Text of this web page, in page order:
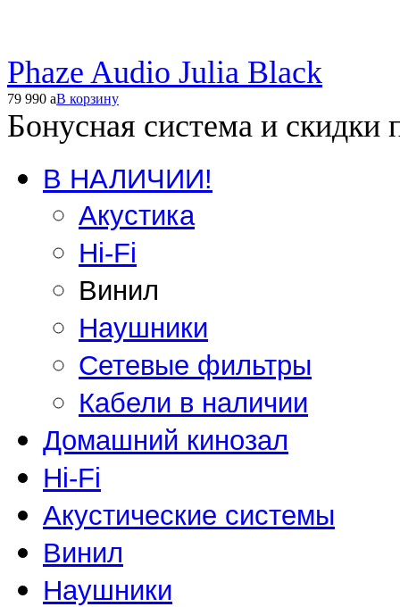
Phaze Audio Julia Black
79 990 aВ корзину
Бонусная система и скидки
В НАЛИЧИИ!
Акустика
Hi-Fi
Винил
Наушники
Сетевые фильтры
Кабели в наличии
Домашний кинозал
Hi-Fi
Акустические системы
Винил
Наушники